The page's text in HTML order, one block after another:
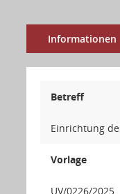
Informationen
Betreff
Einrichtung
Vorlage
UV/0226/2025